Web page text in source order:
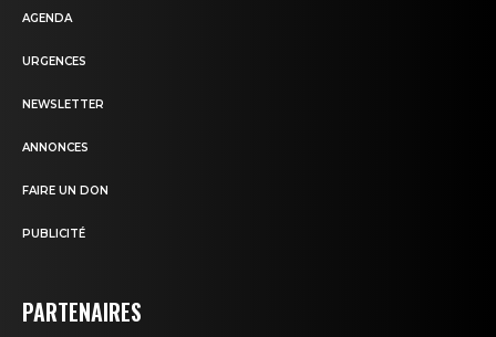
AGENDA
URGENCES
NEWSLETTER
ANNONCES
FAIRE UN DON
PUBLICITÉ
PARTENAIRES